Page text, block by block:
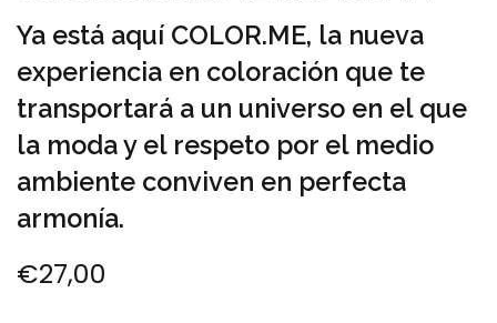
Ya está aquí COLOR.ME, la nueva
experiencia en coloración que te
transportará a un universo en el que
la moda y el respeto por el medio
ambiente conviven en perfecta
armonía.
€27,00